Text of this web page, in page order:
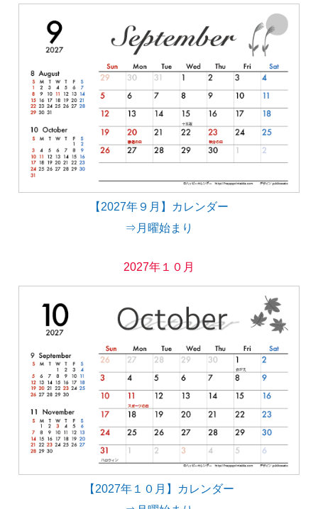
【2027年９月】カレンダー
⇒月曜始まり
2027年１０月
【2027年１０月】カレンダー